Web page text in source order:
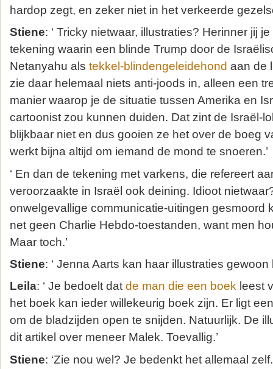
hardop zegt, en zeker niet in het verkeerde
Stiene: ‘ Tricky nietwaar, illustraties? Herinner jij
tekening waarin een blinde Trump door de
Netanyahu als tekkel-blindengeleidehond aan de
zie daar helemaal niets anti-joods in, alleen een
manier waarop je de situatie tussen Amerika en
cartoonist zou kunnen duiden. Dat zint de Israël-
blijkbaar niet en dus gooien ze het over de boeg
werkt bijna altijd om iemand de mond te snoeren.’
‘ En dan de tekening met varkens, die refereert
veroorzaakte in Israël ook deining. Idioot
onwelgevallige communicatie-uitingen gesmoord
net geen Charlie Hebdo-toestanden, want men
Maar toch.’
Stiene: ‘ Jenna Aarts kan haar illustraties gewoon
Leila: ‘ Je bedoelt dat de man die een boek leest
het boek kan ieder willekeurig boek zijn. Er ligt
om de bladzijden open te snijden. Natuurlijk. De
dit artikel over meneer Malek. Toevallig.’
Stiene: ‘Zie nou wel? Je bedenkt het allemaal